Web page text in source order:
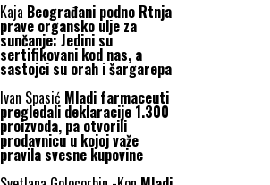
Kaja Beograđani podno Rtnja
prave organsko ulje za
sunčanje: Jedini su
sertifikovani kod nas, a
sastojci su orah i šargarepa
Ivan Spasić Mladi farmaceuti
pregledali deklaracije 1.300
proizvoda, pa otvorili
prodavnicu u kojoj važe
pravila svesne kupovine